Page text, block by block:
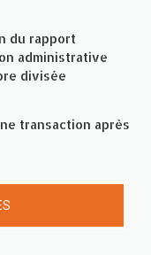
du rapport
administrative
divisée
transaction après